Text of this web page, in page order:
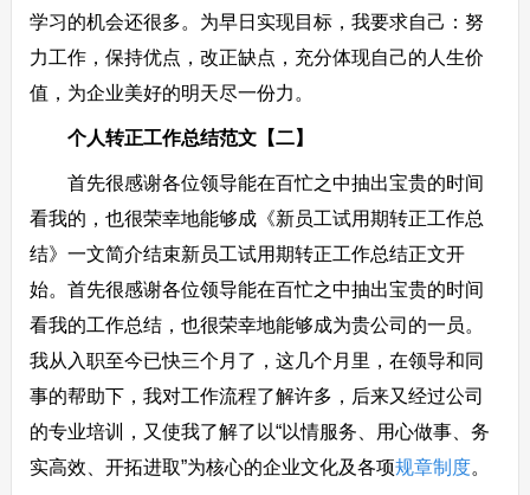
学习的机会还很多。为早日实现目标，我要求自己：努
力工作，保持优点，改正缺点，充分体现自己的人生价
值，为企业美好的明天尽一份力。
个人转正工作总结范文【二】
首先很感谢各位领导能在百忙之中抽出宝贵的时间
看我的，也很荣幸地能够成《新员工试用期转正工作总
结》一文简介结束新员工试用期转正工作总结正文开
始。首先很感谢各位领导能在百忙之中抽出宝贵的时间
看我的工作总结，也很荣幸地能够成为贵公司的一员。
我从入职至今已快三个月了，这几个月里，在领导和同
事的帮助下，我对工作流程了解许多，后来又经过公司
的专业培训，又使我了解了以“以情服务、用心做事、务
实高效、开拓进取”为核心的企业文化及各项规章制度。